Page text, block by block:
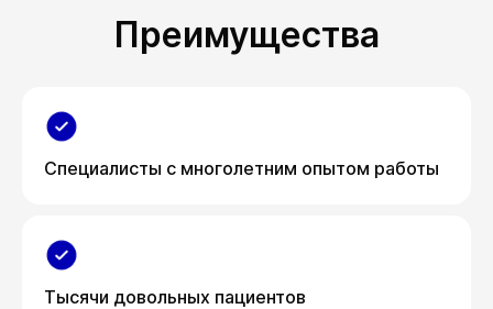
Преимущества
Специалисты с многолетним опытом работы
Тысячи довольных пациентов